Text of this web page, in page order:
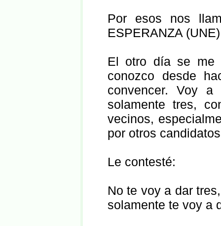
Por esos nos
ESPERANZA (UNE)
El otro día se me
conozco desde
convencer. Voy
solamente tres,
vecinos,
por otros
Le contesté:
No te voy a dar
solamente te voy a